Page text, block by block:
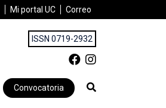
Mi portal UC Correo
ISSN 0719-2932
Convocatoria